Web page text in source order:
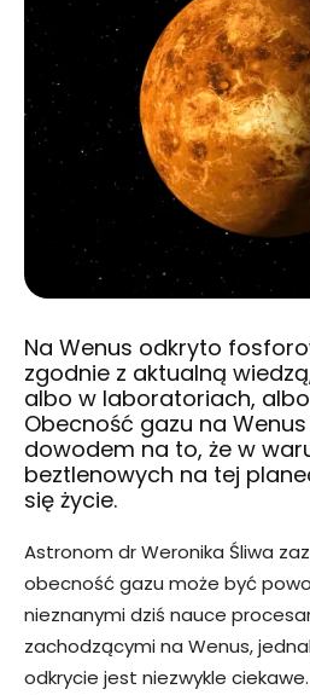
Na Wenus odkryto
zgodnie z aktualną
albo w laboratoriach,
Obecność gazu na
dowodem na to, że w
beztlenowych na tej
się życie.
Astronom dr Weronika Śliwa
obecność gazu może być
nieznanymi dziś nauce
zachodzącymi na Wenus,
odkrycie jest niezwykle ciekawe.